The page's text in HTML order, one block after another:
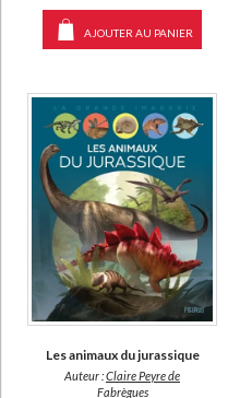
AJOUTER AU PANIER
Les animaux du jurassique
Auteur :Claire Peyre de
Fabrègues